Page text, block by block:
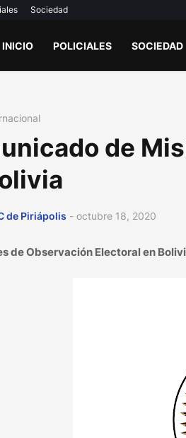
Sociedad
INICIO POLICIALES SOCIEDAD
de
de Piriápolis - octubre 18, 2020
de Observación Electoral en